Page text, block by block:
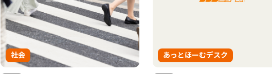
社会 あっとほーむデスク